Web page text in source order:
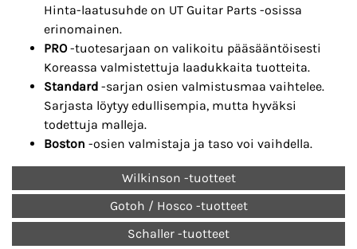
Hinta-laatusuhde on UT Guitar Parts -osissa
erinomainen.
PRO-tuotesarjaan on valikoitu pääsääntöisesti
Koreassa valmistettuja laadukkaita tuotteita.
Standard -sarjan osien valmistusmaa vaihtelee.
Sarjasta löytyy edullisempia, mutta hyväksi
todettuja malleja.
Boston -osien valmistaja ja taso voi vaihdella.
Wilkinson -tuotteet
Gotoh / Hosco -tuotteet
Schaller -tuotteet